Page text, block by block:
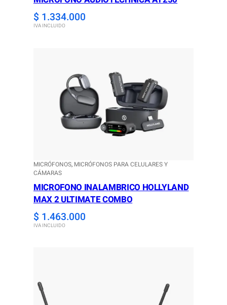
$ 1.334.000
IVA INCLUIDO
MICRÓFONOS, MICRÓFONOS PARA CELULARES Y
CÁMARAS
MICROFONO INALAMBRICO HOLLYLAND
MAX 2 ULTIMATE COMBO
$ 1.463.000
IVA INCLUIDO